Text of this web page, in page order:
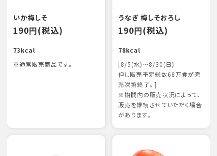
いか梅しそ
190円(税込)
73kcal
※通常販売商品です。
うなぎ 梅しそおろし
190円(税込)
78kcal
[8/5(水)～8/30(日)
但し販売予定総数68万食が完
売次第終了。]
※期間内の販売状況によって、
販売を継続させていただく場合
があります。